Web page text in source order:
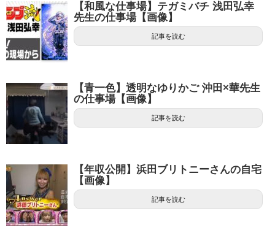
【和風な仕事場】テガミバチ 浅田弘幸
先生の仕事場【画像】
記事を読む
【青一色】透明なゆりかご 沖田×華先生
の仕事場【画像】
記事を読む
【年収公開】浜田ブリトニーさんの自宅
【画像】
記事を読む